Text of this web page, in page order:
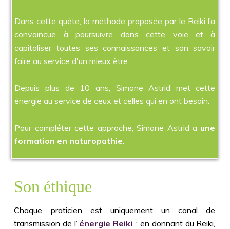
Dans cette quête, la méthode proposée par le Reiki l’a
convaincue à poursuivre dans cette voie et à
capitaliser toutes ses connaissances et son savoir
faire au service d'un mieux être.
Depuis plus de 10 ans, Simone Astrid met cette
énergie au service de ceux et celles qui en ont besoin.
Pour compléter cette approche, Simone Astrid a une
formation en naturopathie
Son éthique
Chaque praticien est uniquement un canal de
transmission de l’ énergie Reiki : en donnant du Reiki,